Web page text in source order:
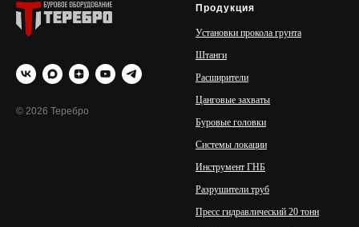
© 2026 Теребро
Продукция
Установки прокола грунта
Штанги
Расширители
Цанговые захваты
Буровые головки
Системы локации
Инструмент ГНБ
Разрушители труб
Пресс гидравлический 20 тонн